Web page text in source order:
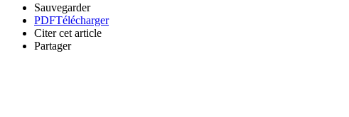
Sauvegarder
PDFTélécharger
Citer cet article
Partager